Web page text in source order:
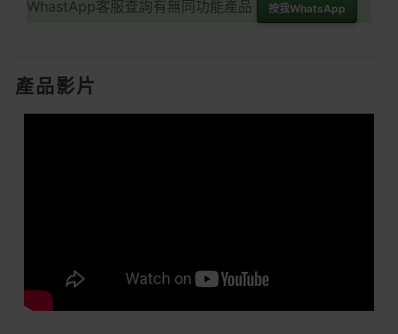
WhastApp客服查詢有無同功能產品 按我WhatsApp
產品影片